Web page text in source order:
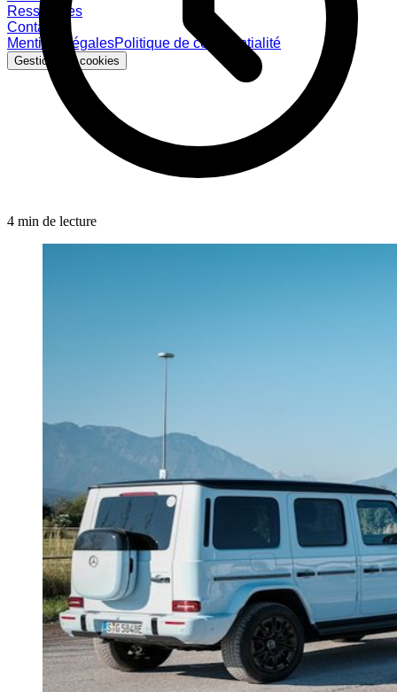
Ressources
Contact
Mentions légalesPolitique de confidentialité
Gestion des cookies
4 min de lecture